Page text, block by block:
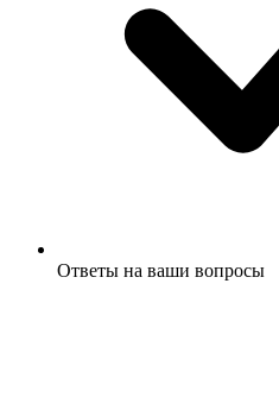
Ответы на ваши вопросы